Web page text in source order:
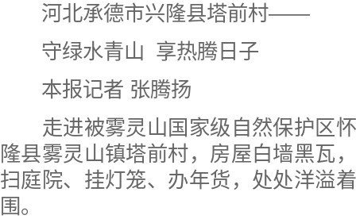
河北承德市兴隆县塔前村——
守绿水青山 享热腾日子
本报记者 张腾扬
走进被雾灵山国家级自然保护区怀
隆县雾灵山镇塔前村，房屋白墙黑瓦
扫庭院、挂灯笼、办年货，处处洋溢
围。